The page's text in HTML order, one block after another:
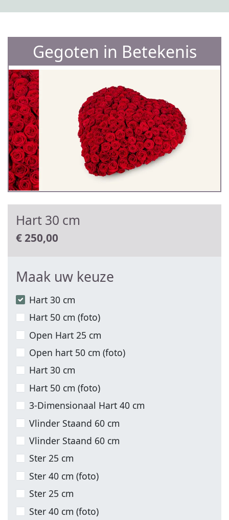
Gegoten in Betekenis
Hart 30 cm
€250,00
Maak uw keuze
Hart 30 cm
Hart 50 cm (foto)
Open Hart 25 cm
Open hart 50 cm (foto)
Hart 30 cm
Hart 50 cm (foto)
3-Dimensionaal Hart 40 cm
Vlinder Staand 60 cm
Vlinder Staand 60 cm
Ster 25 cm
Ster 40 cm (foto)
Ster 25 cm
Ster 40 cm (foto)